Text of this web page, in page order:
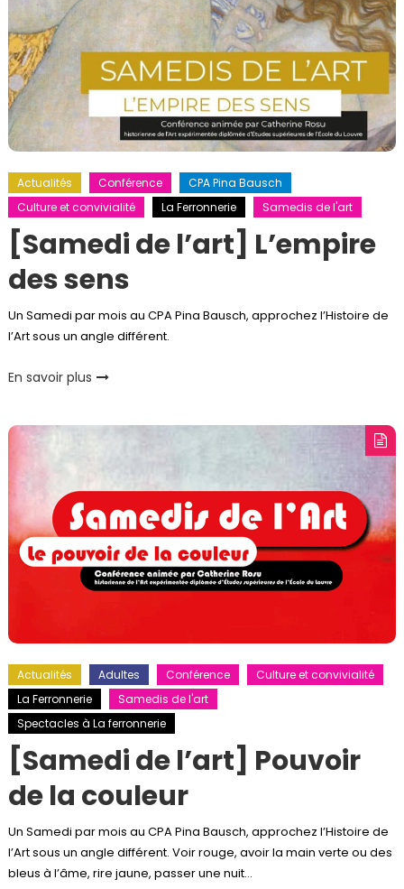
Actualités Conférence
CPA Pina Bausch
Culture et convivialité
La Ferronnerie Samedis de l'art
[Samedi de l’art] L’empire
des sens
Un Samedi par mois au CPA Pina Bausch, approchez l’Histoire de
l’Art sous un angle différent.
En savoir plus
Actualités Adultes Conférence
Culture et convivialité
La Ferronnerie
Samedis de l'art
Spectacles à La ferronnerie
[Samedi de l’art] Pouvoir
de la couleur
Un Samedi par mois au CPA Pina Bausch, approchez l’Histoire de
l’Art sous un angle différent. Voir rouge, avoir la main verte ou des
bleus à l’âme, rire jaune, passer une nuit…